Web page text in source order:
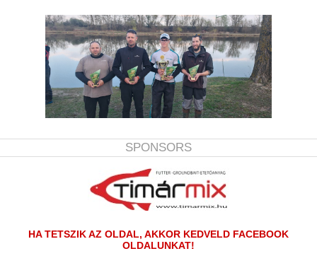
SPONSORS
HA TETSZIK AZ OLDAL, AKKOR KEDVELD FACEBOOK
OLDALUNKAT!